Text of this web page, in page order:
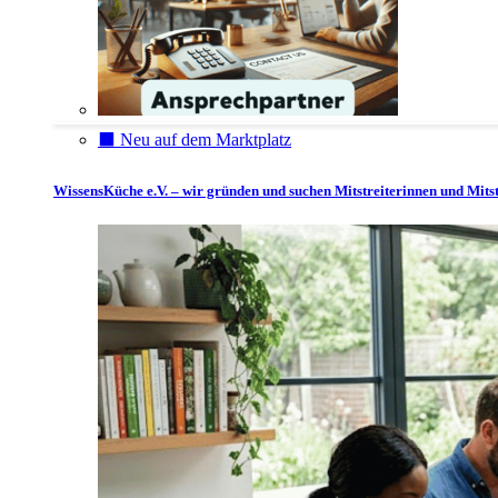
⬛️ Neu auf dem Marktplatz
WissensKüche e.V. – wir gründen und suchen Mitstreiterinnen und